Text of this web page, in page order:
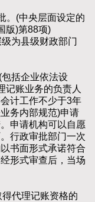
(中央层面设定的
版)第88项)
为县级财政部门
括企业依法设
记账业务的负责人
计工作不少于3年
务内部规范)申请
申请机构可以自愿
行政审批部门一次
书面形式承诺符合
形式审查后，当场
代理记账资格的